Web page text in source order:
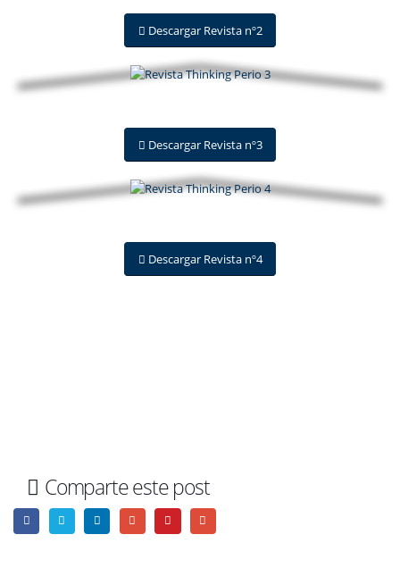
Descargar Revista nº2
Descargar Revista nº3
Descargar Revista nº4
Comparte este post